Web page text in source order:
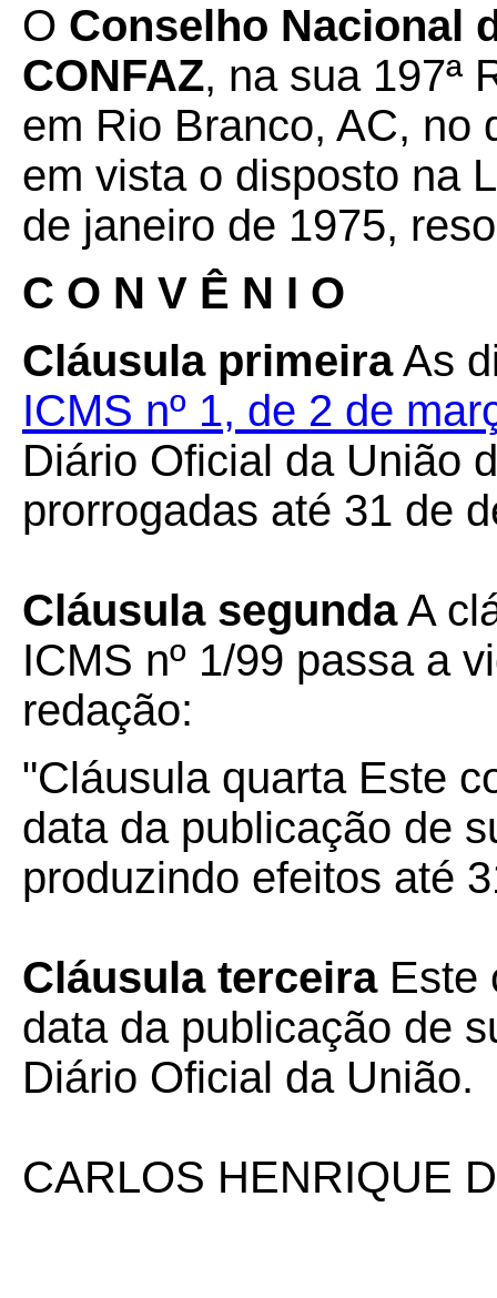
O Conselho Nacional
CONFAZ, na sua 197ª
em Rio Branco, AC, no
em vista o disposto na
de janeiro de 1975,
C O N V Ê N I O
Cláusula primeiraAs
ICMS nº 1, de 2 de
Diário Oficial da União
prorrogadas até 31 de
Cláusula segundaA
ICMS nº 1/99 passa a
redação:
"Cláusula quarta Este
data da publicação de
produzindo efeitos até
Cláusula terceiraEste
data da publicação de
Diário Oficial da União.
CARLOS HENRIQUE